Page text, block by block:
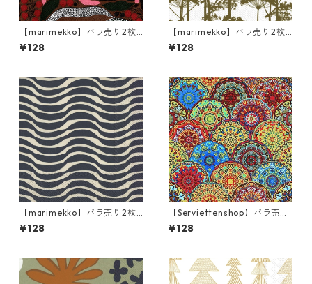
【marimekko】バラ売り2枚
ランチサイズ ペーパーナプキ
ン RUSAKKO ブラウンxピンク
¥128
【marimekko】バラ売り2枚
ランチサイズ ペーパーナプキ
ン PUTKINOTKO オリーブ
¥128
【marimekko】バラ売り2枚
ランチサイズ ペーパーナプキ
ン PALKO クリームxブルー
¥128
【Serviettenshop】バラ売り
2枚 ランチサイズ ペーパーナ
プキン Gothic Pattern レッ
¥128